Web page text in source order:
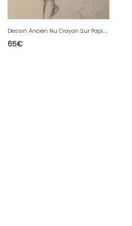
D
essin Ancien Nu Crayon Sur Papier Femme Nue Erotique 1920 Art Déco Atelier
65€